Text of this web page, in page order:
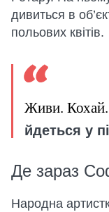
дивиться в
польових квітів.
Живи.
йдеться у
Де зараз
Народна